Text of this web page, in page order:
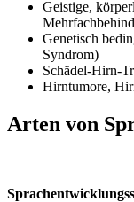
Geistige,
Genetisch
Syndrom)
Schädel-Hirn-
Hirntumore,
Arten von